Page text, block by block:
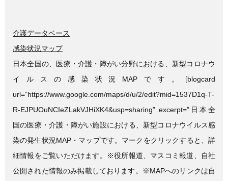
介護データベース
感染状況マップ
日本全国の、医療・介護・障がい分野における、新型コロナウ
イルスの感染状況MAPです。[blogcard
url=”https://www.google.com/maps/d/u/2/edit?mid=1537D1q-T-
R-EJPUOuNCIeZLakVJHiXK4&usp=sharing” excerpt=”日本全
国の医療・介護・障がい施設における、新型コロナウイルス感
染の発生状況MAP・マップです。マークをクリックすると、詳
細情報をご覧いただけます。※役所報道、マスコミ報道、自社
公開された情報のみ掲載しております。※MAPへのリンクは自